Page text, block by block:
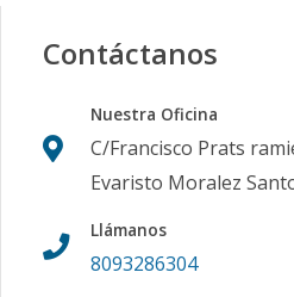
Contáctanos
Nuestra Oficina
C/Francisco Prats
Evaristo Moralez
Llámanos
8093286304